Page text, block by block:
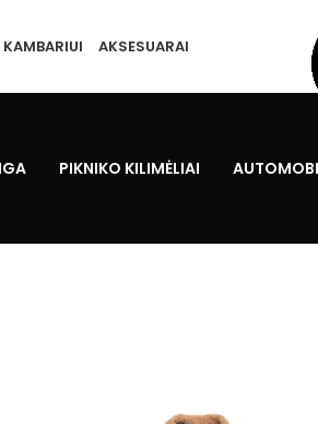
KAMBARIUI AKSESUARAI
PIKNIKO KILIMĖLIAI